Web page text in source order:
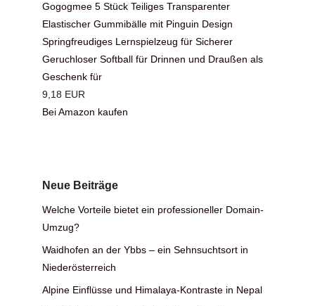
Gogogmee 5 Stück Teiliges Transparenter
Elastischer Gummibälle mit Pinguin Design
Springfreudiges Lernspielzeug für Sicherer
Geruchloser Softball für Drinnen und Draußen als
Geschenk für
9,18 EUR
Bei Amazon kaufen
Neue Beiträge
Welche Vorteile bietet ein professioneller Domain-
Umzug?
Waidhofen an der Ybbs – ein Sehnsuchtsort in
Niederösterreich
Alpine Einflüsse und Himalaya-Kontraste in Nepal